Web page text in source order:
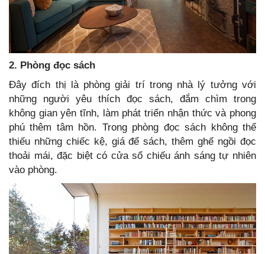
2. Phòng đọc sách
Đây đích thị là phòng giải trí trong nhà lý tưởng với
những người yêu thích đọc sách, đắm chìm trong
không gian yên tĩnh, làm phát triển nhận thức và phong
phú thêm tâm hồn. Trong phòng đọc sách không thể
thiếu những chiếc kệ, giá để sách, thêm ghế ngồi đọc
thoải mái, đặc biệt có cửa sổ chiếu ánh sáng tự nhiên
vào phòng.